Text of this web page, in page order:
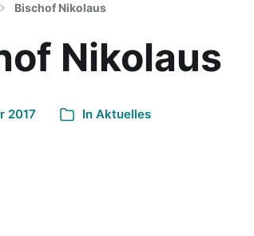
Bischof Nikolaus
Nikolaus
2017 In Aktuelles